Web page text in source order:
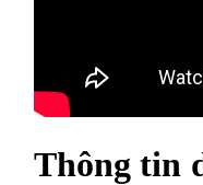
Thông tin